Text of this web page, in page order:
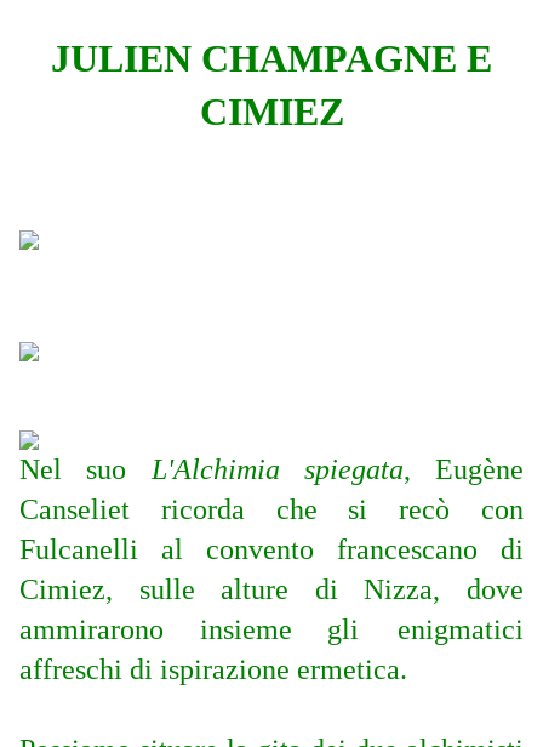
JULIEN CHAMPAGNE E
CIMIEZ
Nel suo L'Alchimia spiegata, Eugène
Canseliet ricorda che si recò con
Fulcanelli al convento francescano di
Cimiez, sulle alture di Nizza, dove
ammirarono
insieme
gli enigmatici
affreschi di ispirazione ermetica.